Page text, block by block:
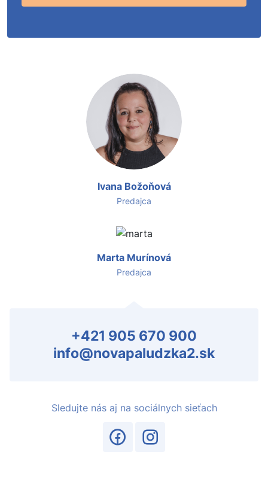
Ivana Božoňová
Predajca
Marta Murínová
Predajca
+421 905 670 900
info@novapaludzka2.sk
Sledujte nás aj na sociálnych sieťach